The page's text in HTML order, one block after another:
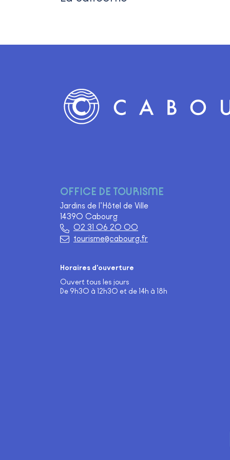
Logo Site
OFFICE DE TOURISME
Jardins de l’Hôtel de Ville
14390 Cabourg
02 31 06 20 00
tourisme@cabourg.fr
Horaires d'ouverture
Ouvert tous les jours
De 9h30 à 12h30 et de 14h à 18h